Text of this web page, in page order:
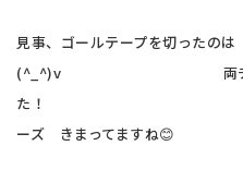
見事、ゴールテープを切っ
(^_^)v 両チームい
た！
ーズ きまってますね😊